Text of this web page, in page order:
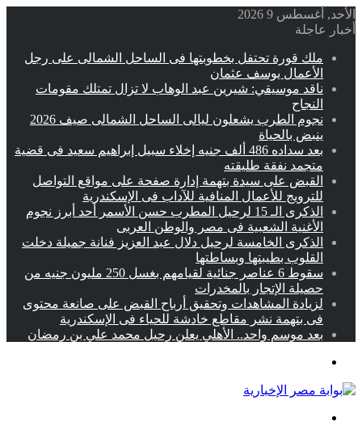
الأحد, أغسطس 9 2026
أخبار عاجلة
ملك قورة تحتفل بخطوبتها فى الساحل الشمالى على رجل
الأعمال يوسف عثمان
ناقد موسيقي: شيرين عبد الوهاب لا تزال تمتلك مقومات
النجاح
نجوم الطرب يشعلون ليالى الساحل الشمالى صيف 2026
ينبض بالحياة
بعد سداده 486 ألف جنيه إخلاء سبيل إبراهيم سعيد فى قضية
متجمد نفقة طليقته
القبض على سيدة بتهمة إدارة صفحة على مواقع التواصل
للترويج للأعمال المنافية للآداب فى الإسكندرية
الذكرى الـ 15 لرحيل المطرب حسن الأسمر أحد أبرز نجوم
الأغنية الشعبية فى مصر والوطن العربى
الذكرى الخامسة لرحيل دلال عبد العزيز فنانة جميلة دخلت
القلوب بطيبتها وبساطتها
سقوط 6 عناصر جنائية لقيامهم بغسل 250 مليون جنيه من
حصيلة الإتجار بالمخدرات
لزيادة المشاهدات وتحقيق أرباح القبض على صانعة محتوى
فى بتهمة نشر مقاطع خادشة للحياء فى الإسكندرية
بعد موسم واحد.. الأهلي يعلن رحيل محمد علي بن رمضان